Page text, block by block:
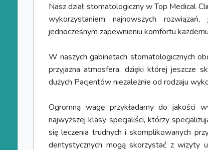
Nasz dział stomatologiczny w Top Medical
wykorzystaniem najnowszych
jednoczesnym zapewnieniu komfortu
W naszych gabinetach stomatologicznych
przyjazna atmosfera, dzięki której jeszcze
dużych Pacjentów niezależnie od rodzaju
Ogromną wagę przykładamy do jakości
najwyższej klasy specjaliści, którzy
się leczenia trudnych i skomplikowanych
dentystycznych mogą skorzystać z wizyty